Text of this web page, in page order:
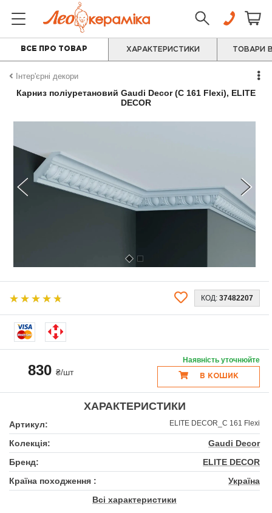
ВСЕ ПРО ТОВАР ХАРАКТЕРИСТИКИ ТОВАРИ В
Інтер'єрні декори
Карниз поліуретановий Gaudi Decor (C 161 Flexi), ELITE
DECOR
КОД: 37482207
830₴/шт
Наявність уточнюйте
В КОШИК
ХАРАКТЕРИСТИКИ
Артикул: ELITE DECOR_C 161 Flexi
Колекція:
Gaudi Decor
Бренд:
ELITE DECOR
Країна походження :
Україна
Всі характеристики